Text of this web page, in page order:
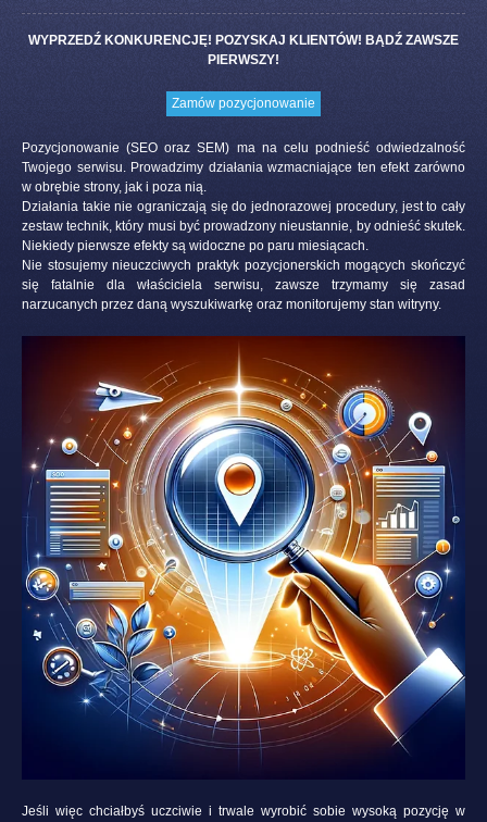
WYPRZEDŹ KONKURENCJĘ! POZYSKAJ KLIENTÓW! BĄDŹ ZAWSZE
PIERWSZY!
Zamów pozycjonowanie
Pozycjonowanie (SEO oraz SEM) ma na celu podnieść odwiedzalność
Twojego serwisu. Prowadzimy działania wzmacniające ten efekt zarówno
w obrębie strony, jak i poza nią.
Działania takie nie ograniczają się do jednorazowej procedury, jest to cały
zestaw technik, który musi być prowadzony nieustannie, by odnieść skutek.
Niekiedy pierwsze efekty są widoczne po paru miesiącach.
Nie stosujemy nieuczciwych praktyk pozycjonerskich mogących skończyć
się fatalnie dla właściciela serwisu, zawsze trzymamy się zasad
narzucanych przez daną wyszukiwarkę oraz monitorujemy stan witryny.
Jeśli więc chciałbyś uczciwie i trwale wyrobić sobie wysoką pozycję w